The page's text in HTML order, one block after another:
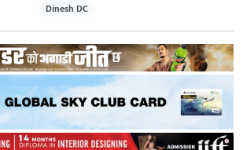
Dinesh DC